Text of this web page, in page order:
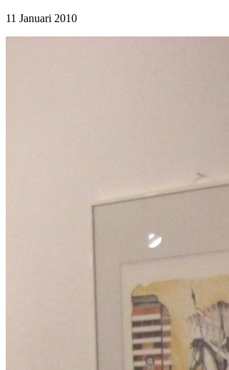
11 Januari 2010